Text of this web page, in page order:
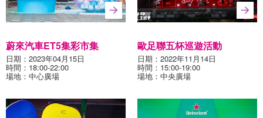
蔚來汽車ET5集彩市集
日期：2023年04月15日
時間：18:00-22:00
場地：中心廣場
歐足聯五杯巡遊活動
日期：2022年11月14日
時間：15:00-19:00
場地：中央廣場